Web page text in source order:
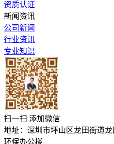
资质认证
新闻资讯
公司新闻
行业资讯
专业知识
扫一扫 添加微信
地址：深圳市坪山区龙田街道
环保办公楼